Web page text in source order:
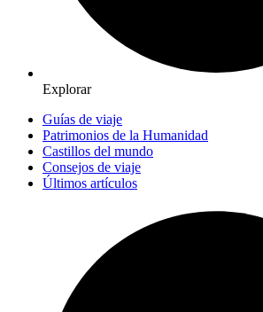
Explorar
Guías de viaje
Patrimonios de la Humanidad
Castillos del mundo
Consejos de viaje
Últimos artículos